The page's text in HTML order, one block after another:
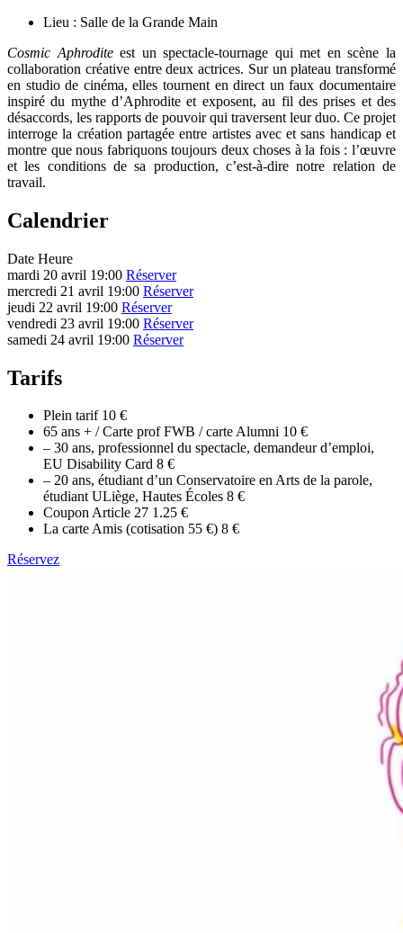
Lieu : Salle de la Grande Main
Cosmic Aphroditeest un spectacle-tournage qui met en scène la
collaboration créative entre deux actrices. Sur un plateau transformé
en studio de cinéma, elles tournent en direct un faux documentaire
inspiré du mythe d’Aphrodite et exposent, au fil des prises et des
désaccords, les rapports de pouvoir qui traversent leur duo. Ce projet
interroge la création partagée entre artistes avec et sans handicap et
montre que nous fabriquons toujours deux choses à la fois : l’œuvre
et les conditions de sa production, c’est-à-dire notre relation de
travail.
Calendrier
Date Heure
mardi 20 avril 19:00 Réserver
mercredi 21 avril 19:00 Réserver
jeudi 22 avril 19:00 Réserver
vendredi 23 avril 19:00 Réserver
samedi 24 avril 19:00 Réserver
Tarifs
Plein tarif 10 €
65 ans + / Carte prof FWB / carte Alumni 10 €
– 30 ans, professionnel du spectacle, demandeur d’emploi,
EU Disability Card 8 €
– 20 ans, étudiant d’un Conservatoire en Arts de la parole,
étudiant ULiège, Hautes Écoles 8 €
Coupon Article 27 1.25 €
La carte Amis (cotisation 55 €) 8 €
Réservez